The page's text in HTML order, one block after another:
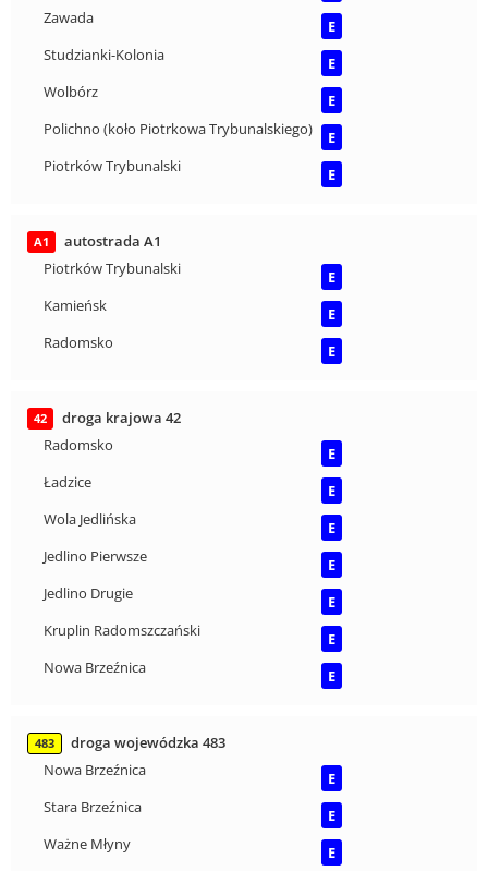
Zawada
E
Studzianki-Kolonia
E
Wolbórz
E
Polichno (koło Piotrkowa Trybunalskiego)
E
Piotrków Trybunalski
E
A1
autostrada A1
Piotrków Trybunalski
E
Kamieńsk
E
Radomsko
E
42
droga krajowa 42
Radomsko
E
Ładzice
E
Wola Jedlińska
E
Jedlino Pierwsze
E
Jedlino Drugie
E
Kruplin Radomszczański
E
Nowa Brzeźnica
E
483
droga wojewódzka 483
Nowa Brzeźnica
E
Stara Brzeźnica
E
Ważne Młyny
E